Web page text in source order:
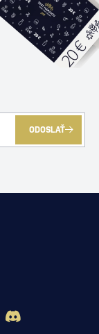
ODOSLAŤ